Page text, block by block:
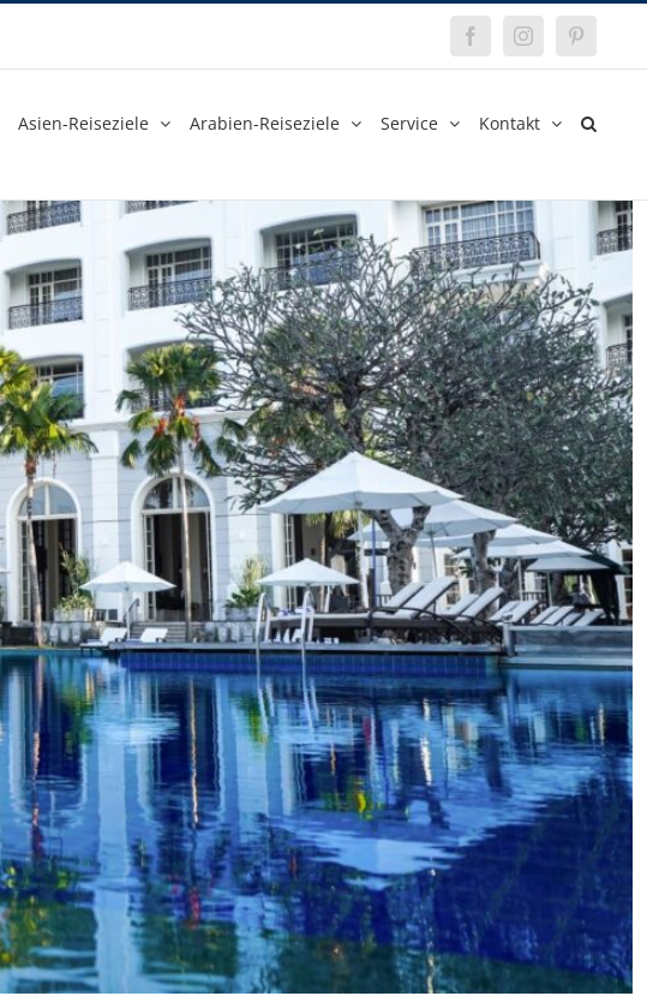
FacebookInstagramPinterest
Asien-Reiseziele Arabien-Reiseziele Service Kontakt